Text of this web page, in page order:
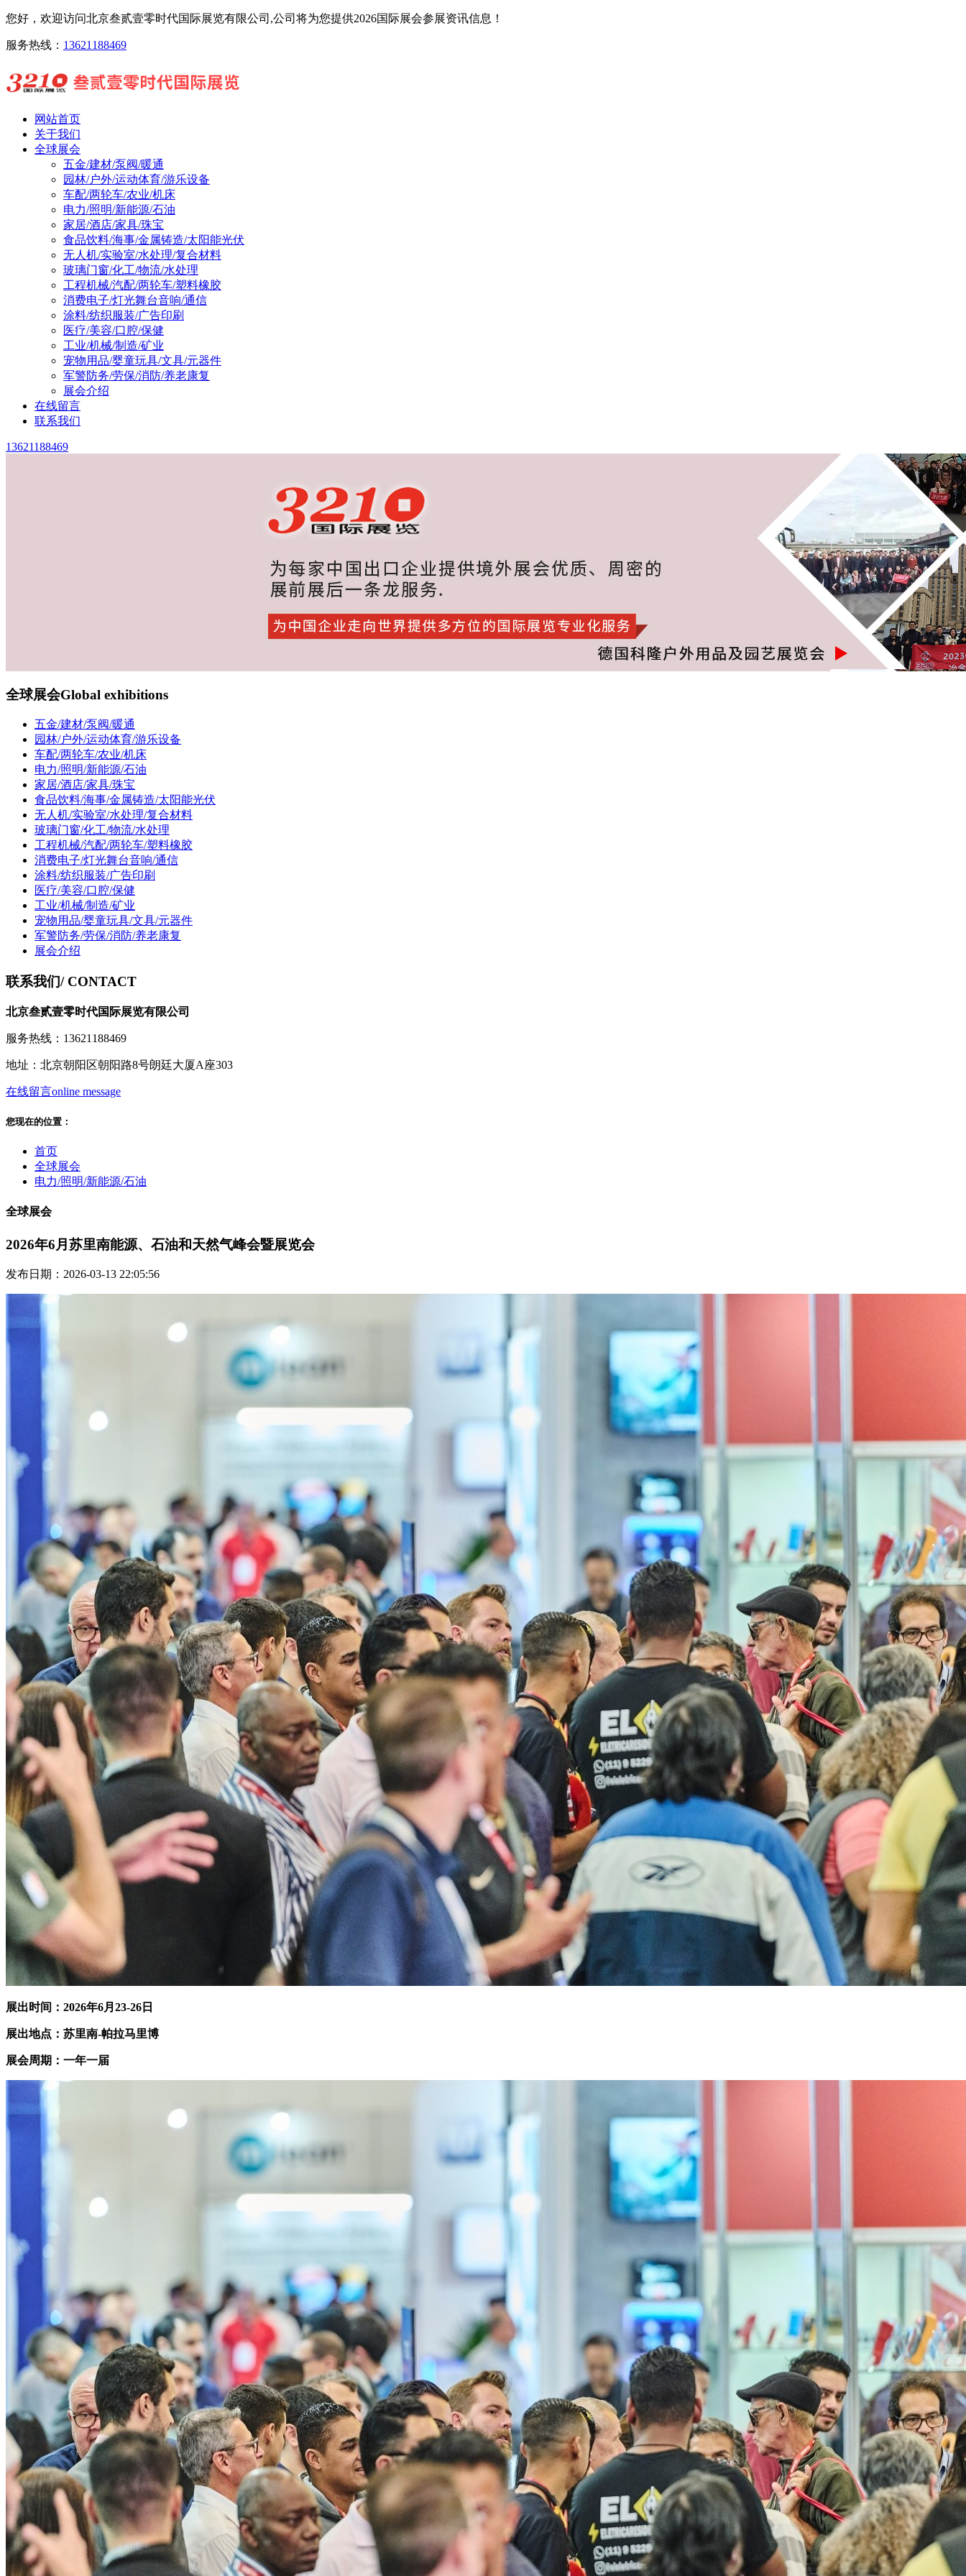
您好，欢迎访问北京叁贰壹零时代国际展览有限公司,公司将为您提供2026国际展会参展资讯信息！
服务热线： 13621188469
网站首页
关于我们
全球展会
五金/建材/泵阀/暖通
园林/户外/运动体育/游乐设备
车配/两轮车/农业/机床
电力/照明/新能源/石油
家居/酒店/家具/珠宝
食品饮料/海事/金属铸造/太阳能光伏
无人机/实验室/水处理/复合材料
玻璃门窗/化工/物流/水处理
工程机械/汽配/两轮车/塑料橡胶
消费电子/灯光舞台音响/通信
涂料/纺织服装/广告印刷
医疗/美容/口腔/保健
工业/机械/制造/矿业
宠物用品/婴童玩具/文具/元器件
军警防务/劳保/消防/养老康复
展会介绍
在线留言
联系我们
13621188469
全球展会Global exhibitions
五金/建材/泵阀/暖通
园林/户外/运动体育/游乐设备
车配/两轮车/农业/机床
电力/照明/新能源/石油
家居/酒店/家具/珠宝
食品饮料/海事/金属铸造/太阳能光伏
无人机/实验室/水处理/复合材料
玻璃门窗/化工/物流/水处理
工程机械/汽配/两轮车/塑料橡胶
消费电子/灯光舞台音响/通信
涂料/纺织服装/广告印刷
医疗/美容/口腔/保健
工业/机械/制造/矿业
宠物用品/婴童玩具/文具/元器件
军警防务/劳保/消防/养老康复
展会介绍
联系我们/ CONTACT
北京叁贰壹零时代国际展览有限公司
服务热线：13621188469
地址：北京朝阳区朝阳路8号朗廷大厦A座303
在线留言online message
您现在的位置：
首页
全球展会
电力/照明/新能源/石油
全球展会
2026年6月苏里南能源、石油和天然气峰会暨展览会
发布日期：2026-03-13 22:05:56
展出时间： 2026年6月23-26日
展出地点： 苏里南-帕拉马里博
展会周期：一年一届